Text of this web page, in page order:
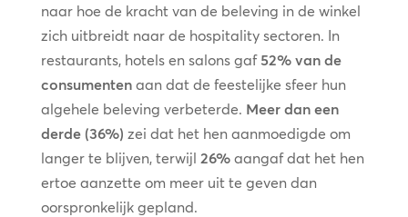
naar hoe de kracht van de beleving in de winkel
zich uitbreidt naar de hospitality sectoren. In
restaurants, hotels en salons gaf52% van de
consumentenaan dat de feestelijke sfeer hun
algehele beleving verbeterde. Meer dan een
derde (36%) zei dat het hen aanmoedigde om
langer te blijven, terwijl 26%aangaf dat het hen
ertoe aanzette om meer uit te geven dan
oorspronkelijk gepland.